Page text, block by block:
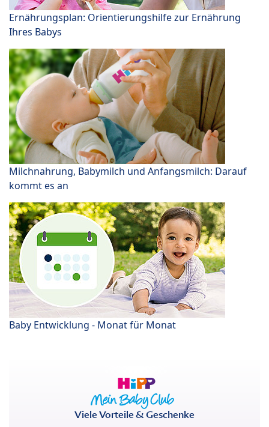
Ernährungsplan: Orientierungshilfe zur Ernährung
Ihres Babys
Milchnahrung, Babymilch und Anfangsmilch: Darauf
kommt es an
Baby Entwicklung - Monat für Monat
Viele Vorteile & Geschenke